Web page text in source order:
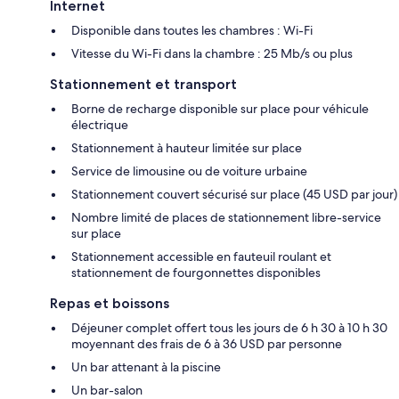
Internet
Disponible dans toutes les chambres : Wi-Fi
Vitesse du Wi-Fi dans la chambre : 25 Mb/s ou plus
Stationnement et transport
Borne de recharge disponible sur place pour véhicule
électrique
Stationnement à hauteur limitée sur place
Service de limousine ou de voiture urbaine
Stationnement couvert sécurisé sur place (45 USD par jour)
Nombre limité de places de stationnement libre-service
sur place
Stationnement accessible en fauteuil roulant et
stationnement de fourgonnettes disponibles
Repas et boissons
Déjeuner complet offert tous les jours de 6 h 30 à 10 h 30
moyennant des frais de 6 à 36 USD par personne
Un bar attenant à la piscine
Un bar-salon